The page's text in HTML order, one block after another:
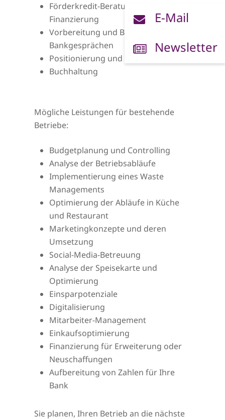
Förderkredit-Beratung zur
Finanzierung
Vorbereitung und Begleitung zu
Bankgesprächen
Positionierung und Marketing
Buchhaltung
Mögliche Leistungen für bestehende
Betriebe:
Budgetplanung und Controlling
Analyse der Betriebsabläufe
Implementierung eines Waste
Managements
Optimierung der Abläufe in Küche
und Restaurant
Marketingkonzepte und deren
Umsetzung
Social-Media-Betreuung
Analyse der Speisekarte und
Optimierung
Einsparpotenziale
Digitalisierung
Mitarbeiter-Management
Einkaufsoptimierung
Finanzierung für Erweiterung oder
Neuschaffungen
Aufbereitung von Zahlen für Ihre
Bank
Sie planen, Ihren Betrieb an die nächste
E-Mail
Newsletter